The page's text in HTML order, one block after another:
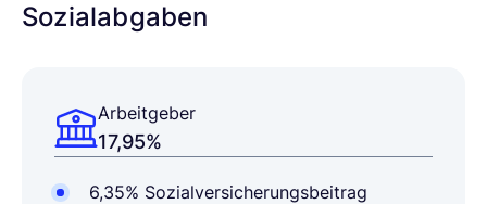
Sozialabgaben
Arbeitgeber
17,95%
6,35% Sozialversicherungsbeitrag